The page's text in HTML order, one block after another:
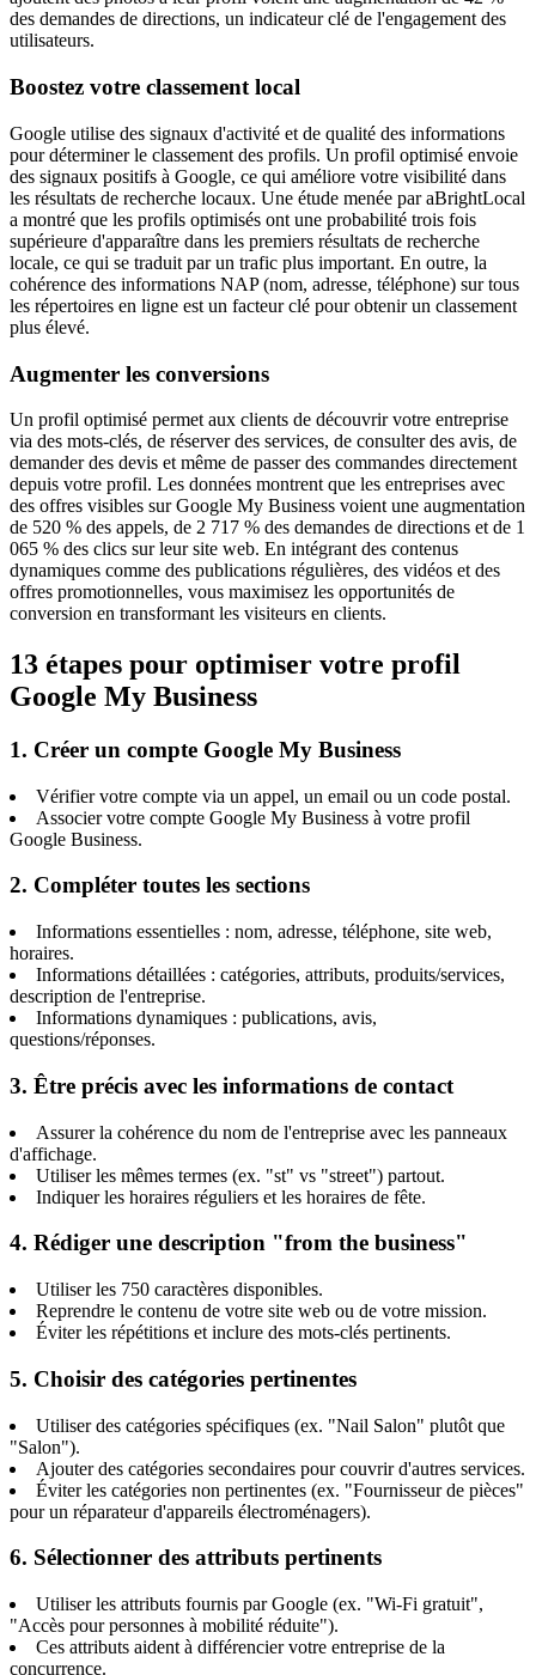
des demandes de directions, un indicateur clé de l'engagement des
utilisateurs.
Boostez votre classement local
Google utilise des signaux d'activité et de qualité des informations
pour déterminer le classement des profils. Un profil optimisé envoie
des signaux positifs à Google, ce qui améliore votre visibilité dans
les résultats de recherche locaux. Une étude menée par aBrightLocal
a montré que les profils optimisés ont une probabilité trois fois
supérieure d'apparaître dans les premiers résultats de recherche
locale, ce qui se traduit par un trafic plus important. En outre, la
cohérence des informations NAP (nom, adresse, téléphone) sur tous
les répertoires en ligne est un facteur clé pour obtenir un classement
plus élevé.
Augmenter les conversions
Un profil optimisé permet aux clients de découvrir votre entreprise
via des mots-clés, de réserver des services, de consulter des avis, de
demander des devis et même de passer des commandes directement
depuis votre profil. Les données montrent que les entreprises avec
des offres visibles sur Google My Business voient une augmentation
de 520 % des appels, de 2 717 % des demandes de directions et de 1
065 % des clics sur leur site web. En intégrant des contenus
dynamiques comme des publications régulières, des vidéos et des
offres promotionnelles, vous maximisez les opportunités de
conversion en transformant les visiteurs en clients.
13 étapes pour optimiser votre profil
Google My Business
1. Créer un compte Google My Business
Vérifier votre compte via un appel, un email ou un code postal.
Associer votre compte Google My Business à votre profil
Google Business.
2. Compléter toutes les sections
Informations essentielles : nom, adresse, téléphone, site web,
horaires.
Informations détaillées : catégories, attributs, produits/services,
description de l'entreprise.
Informations dynamiques : publications, avis,
questions/réponses.
3. Être précis avec les informations de contact
Assurer la cohérence du nom de l'entreprise avec les panneaux
d'affichage.
Utiliser les mêmes termes (ex. "st" vs "street") partout.
Indiquer les horaires réguliers et les horaires de fête.
4. Rédiger une description "from the business"
Utiliser les 750 caractères disponibles.
Reprendre le contenu de votre site web ou de votre mission.
Éviter les répétitions et inclure des mots-clés pertinents.
5. Choisir des catégories pertinentes
Utiliser des catégories spécifiques (ex. "Nail Salon" plutôt que
"Salon").
Ajouter des catégories secondaires pour couvrir d'autres services.
Éviter les catégories non pertinentes (ex. "Fournisseur de pièces"
pour un réparateur d'appareils électroménagers).
6. Sélectionner des attributs pertinents
Utiliser les attributs fournis par Google (ex. "Wi-Fi gratuit",
"Accès pour personnes à mobilité réduite").
Ces attributs aident à différencier votre entreprise de la
concurrence.